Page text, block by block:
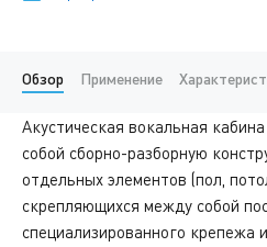
Обзор Применение
Акустическая вокальная
собой сборно-разборную
отдельных элементов (пол,
скрепляющихся между собой
специализированного крепежа